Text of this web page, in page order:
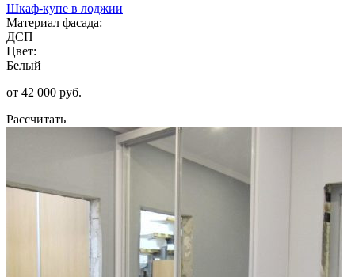
Шкаф-купе в лоджии
Материал фасада:
ДСП
Цвет:
Белый
от 42 000 руб.
Рассчитать